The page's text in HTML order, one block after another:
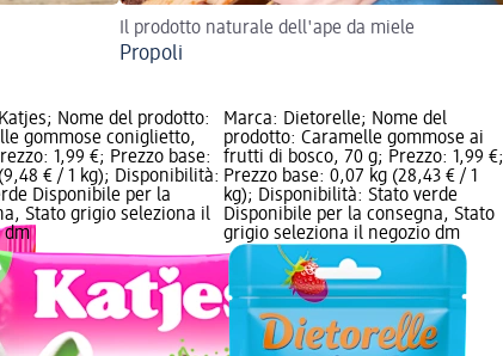
Il prodotto naturale dell'ape da miele
Propoli
Nome del prodotto:
gommose coniglietto,
1,99 €; Prezzo base:
€ / 1 kg); Disponibilità:
Disponibile per la
Stato grigio seleziona il
dm
Marca: Dietorelle; Nome del
prodotto: Caramelle gommose ai
frutti di bosco, 70 g; Prezzo: 1,99 €;
Prezzo base: 0,07 kg (28,43 € / 1
kg); Disponibilità: Stato verde
Disponibile per la consegna, Stato
grigio seleziona il negozio dm